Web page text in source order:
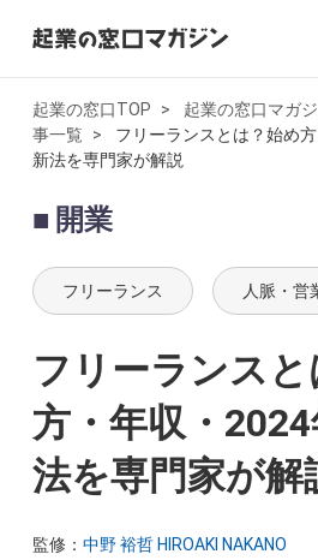
全記事一覧
起業・創業
開業
会社設立・法人化
会計
起業の窓口TOP 起業の窓口マガ
事一覧
フリーランスとは？始め
新法を専門家が解説
開業
フリーランス 人脈・営
フリーランス
方・年収・
法を専門家が解
監修： 中野 裕哲 HIROAKI NAKANO